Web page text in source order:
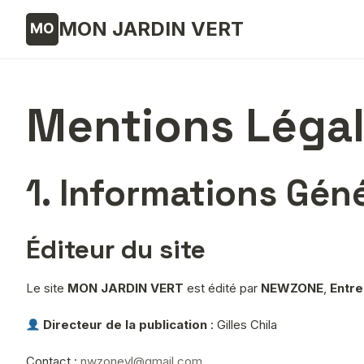
MON JARDIN VERT
Mentions
1. Informations
Éditeur du site
Le site MON JARDIN VERT est édité par NEWZONE,
Directeur de la publication : Gilles Chila